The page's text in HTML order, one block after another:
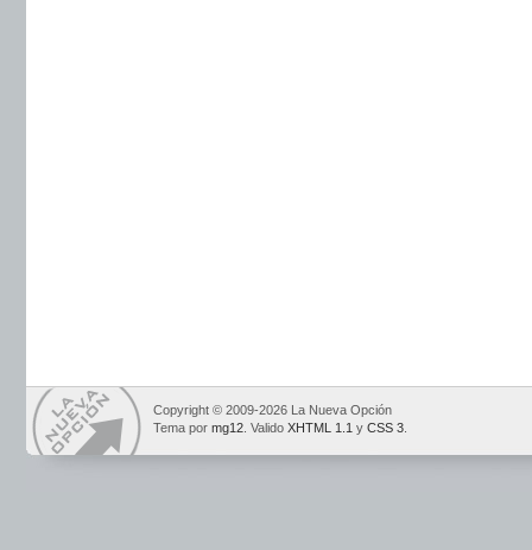
Copyright © 2009-2026 La Nueva Opción
Tema por mg12 . Valido XHTML 1.1 y CSS 3